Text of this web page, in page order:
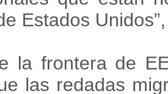
Estados
la frontera de
las redadas